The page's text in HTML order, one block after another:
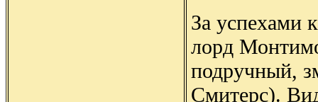
За успехами
лорд
подручный,
Смитерс).